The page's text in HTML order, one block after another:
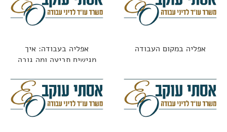
אפליה במקום העבודה
אפליה בעבודה: איך
מגישים תביעה ומה גובה